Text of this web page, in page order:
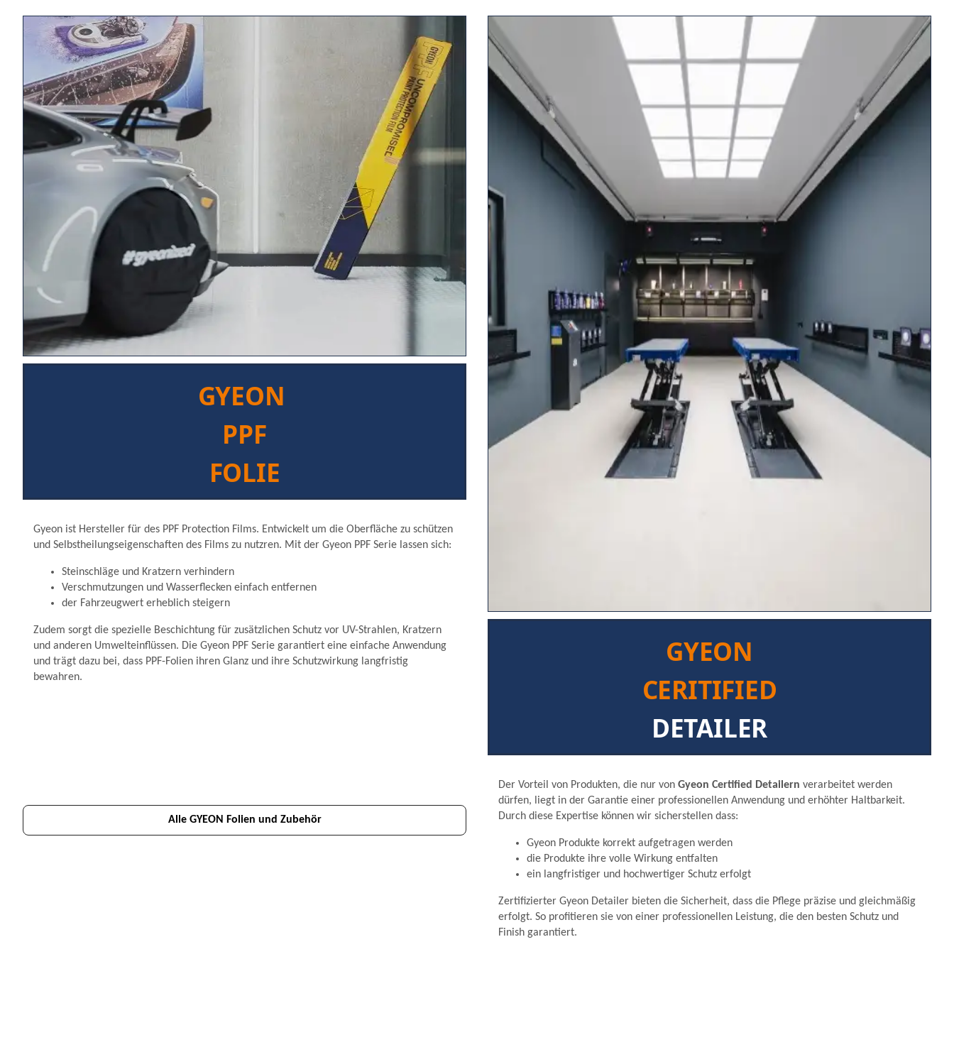
GYEON
PPF
FOLIE
Gyeon ist Hersteller für des PPF Protection Films. Entwickelt um die Oberfläche zu schützen
und Selbstheilungseigenschaften des Films zu nutzren. Mit der Gyeon PPF Serie lassen sich:
Steinschläge und Kratzern verhindern
Verschmutzungen und Wasserflecken einfach entfernen
der Fahrzeugwert erheblich steigern
Zudem sorgt die spezielle Beschichtung für zusätzlichen Schutz vor UV-Strahlen, Kratzern
und anderen Umwelteinflüssen. Die Gyeon PPF Serie garantiert eine einfache Anwendung
und trägt dazu bei, dass PPF-Folien ihren Glanz und ihre Schutzwirkung langfristig
bewahren.
Alle GYEON Folien und Zubehör
GYEON
CERITIFIED
DETAILER
Der Vorteil von Produkten, die nur von Gyeon Certified Detailern verarbeitet werden
dürfen, liegt in der Garantie einer professionellen Anwendung und erhöhter Haltbarkeit.
Durch diese Expertise können wir sicherstellen dass:
Gyeon Produkte korrekt aufgetragen werden
die Produkte ihre volle Wirkung entfalten
ein langfristiger und hochwertiger Schutz erfolgt
Zertifizierter Gyeon Detailer bieten die Sicherheit, dass die Pflege präzise und gleichmäßig
erfolgt. So profitieren sie von einer professionellen Leistung, die den besten Schutz und
Finish garantiert.